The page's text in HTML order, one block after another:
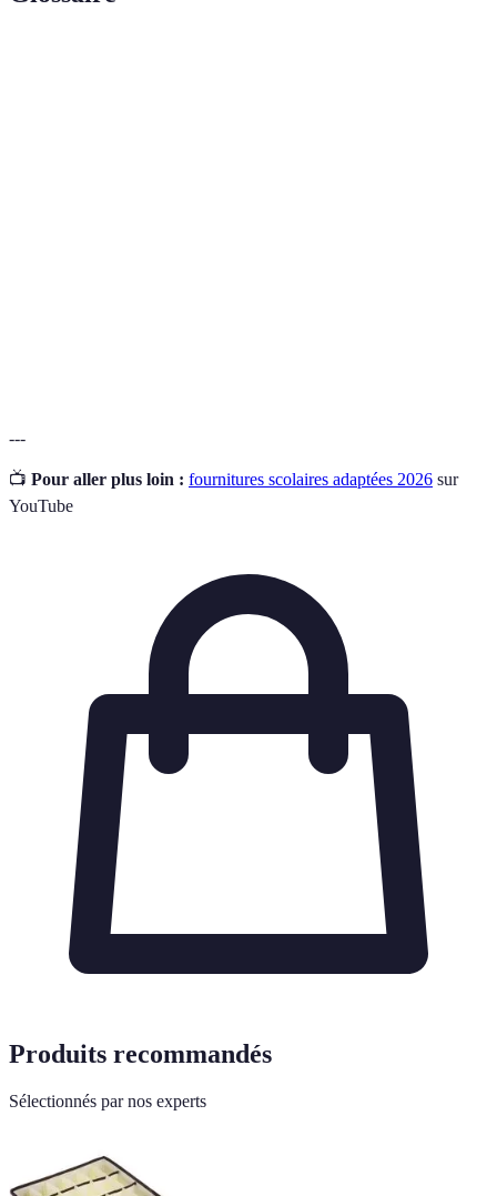
---
📺 Pour aller plus loin : fournitures scolaires adaptées 2026 sur
YouTube
Produits recommandés
Sélectionnés par nos experts